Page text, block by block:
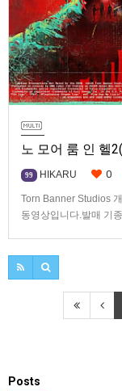
노 모어 룸 인 헬
99 HIKARU 0
Torn Banner Studios
동영상입니다.발매 기
Posts